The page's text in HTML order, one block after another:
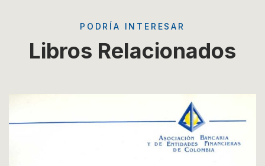
PODRÍA INTERESAR
Libros Relacionados